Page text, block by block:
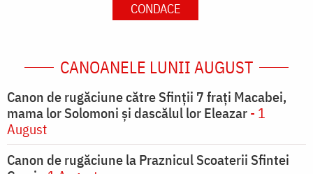
CONDACE
CANOANELE LUNII AUGUST
Canon de rugăciune către Sfinţii 7 fraţi Macabei,
mama lor Solomoni şi dascălul lor Eleazar- 1
August
Canon de rugăciune la Praznicul Scoaterii Sfintei